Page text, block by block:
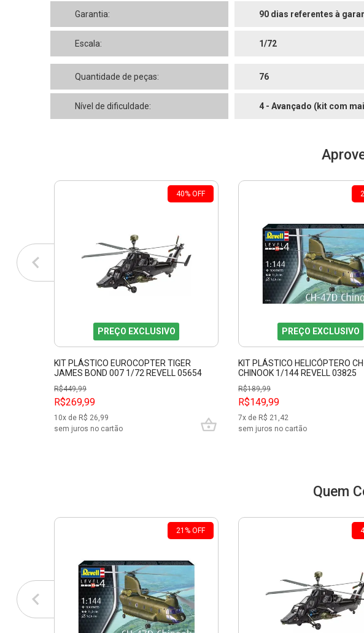
Garantia: 90 dias referentes à
Escala: 1/72
Quantidade de peças: 76
Nível de dificuldade: 4 - Avançado (kit com
40% OFF
PREÇO EXCLUSIVO
KIT PLÁSTICO EUROCOPTER TIGER
JAMES BOND 007 1/72 REVELL 05654
R$449,99
R$269,99
10x de R$ 26,99
sem juros no cartão
PREÇO EXCLUSIVO
KIT PLÁSTICO HELICÓPTERO
CHINOOK 1/144 REVELL 03825
R$189,99
R$149,99
7x de R$ 21,42
sem juros no cartão
Quem
21 % OFF